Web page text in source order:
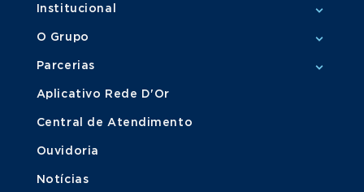
Institucional
O Grupo
Parcerias
Aplicativo Rede D'Or
Central de Atendimento
Ouvidoria
Notícias